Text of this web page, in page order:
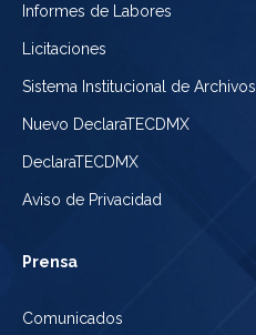
Informes de Labores
Licitaciones
Sistema Institucional de Archivos
Nuevo DeclaraTECDMX
DeclaraTECDMX
Aviso de Privacidad
Prensa
Comunicados